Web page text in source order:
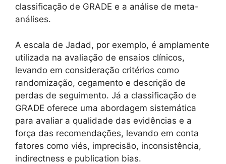
classificação de GRADE e a análise de meta-
análises.
A escala de Jadad, por exemplo, é amplamente
utilizada na avaliação de ensaios clínicos,
levando em consideração critérios como
randomização, cegamento e descrição de
perdas de seguimento. Já a classificação de
GRADE oferece uma abordagem sistemática
para avaliar a qualidade das evidências e a
força das recomendações, levando em conta
fatores como viés, imprecisão, inconsistência,
indirectness e publication bias.